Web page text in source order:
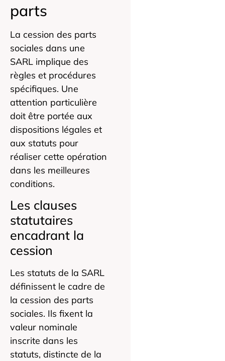
parts
La cession des parts
sociales dans une
SARL implique des
règles et procédures
spécifiques. Une
attention particulière
doit être portée aux
dispositions légales et
aux statuts pour
réaliser cette opération
dans les meilleures
conditions.
Les clauses
statutaires
encadrant la
cession
Les statuts de la SARL
définissent le cadre de
la cession des parts
sociales. Ils fixent la
valeur nominale
inscrite dans les
statuts, distincte de la